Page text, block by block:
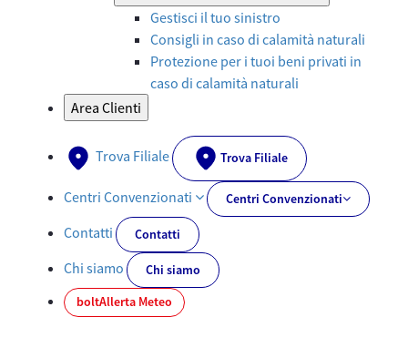
Gestisci il tuo sinistro
Consigli in caso di calamità naturali
Protezione per i tuoi beni privati in
caso di calamità naturali
Area Clienti
Trova Filiale Trova Filiale
Centri Convenzionati Centri Convenzionati
Contatti Contatti
Chi siamo
Chi siamo
boltAllerta Meteo